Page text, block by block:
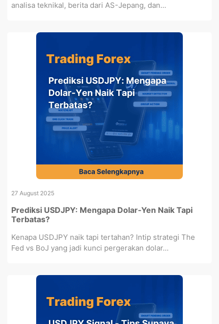
analisa teknikal, berita dari AS-Jepang, dan...
27 August 2025
Prediksi USDJPY: Mengapa Dolar-Yen Naik Tapi
Terbatas?
Kenapa USDJPY naik tapi tertahan? Intip strategi The
Fed vs BoJ yang jadi kunci pergerakan dolar...